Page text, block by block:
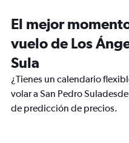
El mejor
vuelo de Los
Sula
¿Tienes un calendario
volar a San Pedro
de predicción de precios.